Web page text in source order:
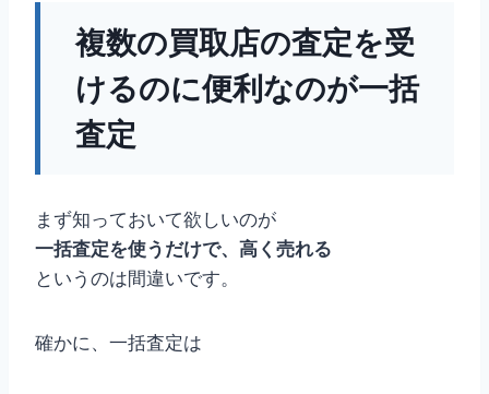
複数の買取店の査定を受
けるのに便利なのが一括
査定
まず知っておいて欲しいのが
一括査定を使うだけで、高く売れる
というのは間違いです。
確かに、一括査定は